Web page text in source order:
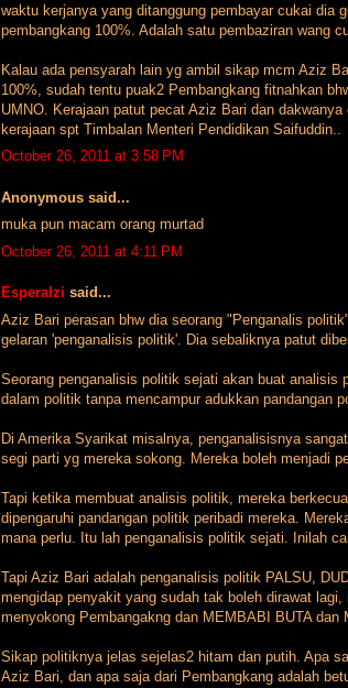
waktu kerjanya yang ditanggung pembayar cukai dia
pembangkang 100%. Adalah satu pembaziran wang
Kalau ada pensyarah lain yg ambil sikap mcm Aziz
100%, sudah tentu puak2 Pembangkang fitnahkan
UMNO. Kerajaan patut pecat Aziz Bari dan
kerajaan spt Timbalan Menteri Pendidikan Saifuddin..
October 26, 2011 at 3:58 PM
Anonymous said...
muka pun macam orang murtad
October 26, 2011 at 4:11 PM
Esperalzi said...
Aziz Bari perasan bhw dia seorang "Penganalis
gelaran 'penganalisis politik'. Dia sebaliknya patut
Seorang penganalisis politik sejati akan buat
dalam politik tanpa mencampur adukkan pandangan
Di Amerika Syarikat misalnya, penganalisisnya
segi parti yg mereka sokong. Mereka boleh menjadi
Tapi ketika membuat analisis politik, mereka
dipengaruhi pandangan politik peribadi mereka.
mana perlu. Itu lah penganalisis politik sejati. Inilah
Tapi Aziz Bari adalah penganalisis politik PALSU,
mengidap penyakit yang sudah tak boleh dirawat
menyokong Pembangakng dan MEMBABI BUTA dan
Sikap politiknya jelas sejelas2 hitam dan putih. Apa
Aziz Bari, dan apa saja dari Pembangkang adalah